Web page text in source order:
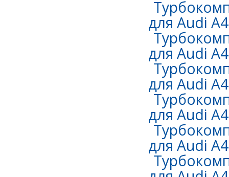
для Audi
для Audi
для Audi
для Audi
для Audi